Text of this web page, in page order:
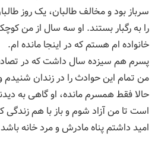
سرباز بود و مخالف طالبان، یک روز
را به رگبار بستند. او سه سال از من
خانواده ام هستم که در اینجا مانده ام.
پسرم هم سیزده سال داشت که در
من تمام این حوادث را در زندان شنیدم
حالا فقط همسرم مانده، او گاهی به
است تا من آزاد شوم و باز با هم زندگی
امید داشتم پناه مادرش و مرد خانه